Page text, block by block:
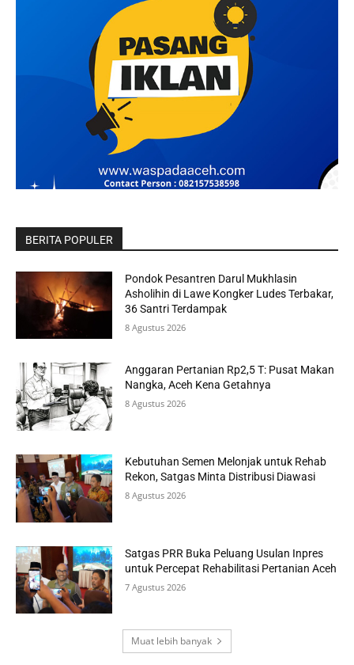
BERITA POPULER
Pondok Pesantren Darul Mukhlasin
Asholihin di Lawe Kongker Ludes Terbakar,
36 Santri Terdampak
8 Agustus 2026
Anggaran Pertanian Rp2,5 T: Pusat Makan
Nangka, Aceh Kena Getahnya
8 Agustus 2026
Kebutuhan Semen Melonjak untuk Rehab
Rekon, Satgas Minta Distribusi Diawasi
8 Agustus 2026
Satgas PRR Buka Peluang Usulan Inpres
untuk Percepat Rehabilitasi Pertanian Aceh
7 Agustus 2026
Muat lebih banyak